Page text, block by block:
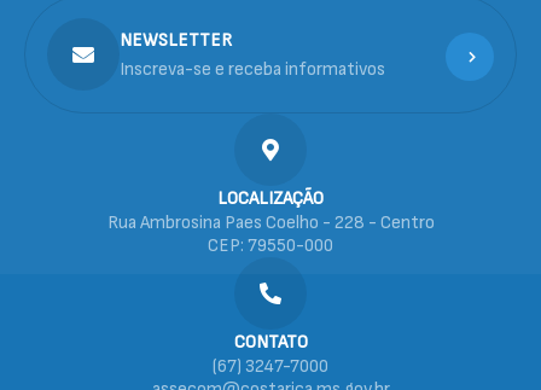
LOCALIZAÇÃO
Rua Ambrosina Paes Coelho - 228 - Centro
CEP: 79550-000
CONTATO
(67) 3247-7000
NEWSLETTER
Inscreva-se e receba informativos